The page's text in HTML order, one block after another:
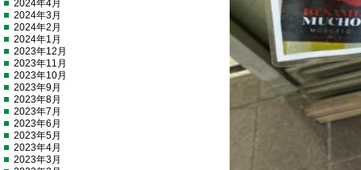
2024年4月
2024年3月
2024年2月
2024年1月
2023年12月
2023年11月
2023年10月
2023年9月
2023年8月
2023年7月
2023年6月
2023年5月
2023年4月
2023年3月